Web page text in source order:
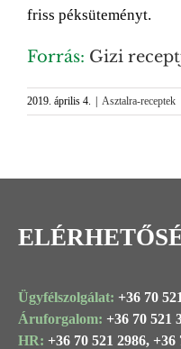
friss péksüteményt.
Forrás: Gizi
2019. április 4. | Asztalra-receptek
Ügyfélszolgálat: +36 70
Áruforgalom: +36 70 521
HR: +36 70 521 2986, +36